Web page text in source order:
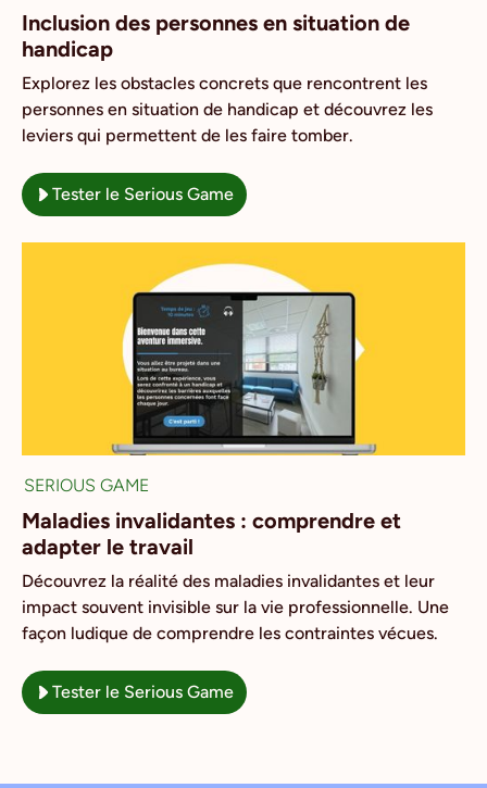
Inclusion des personnes en situation de
handicap
Explorez les obstacles concrets que rencontrent les
personnes en situation de handicap et découvrez les
leviers qui permettent de les faire tomber.
Tester le Serious Game
SERIOUS GAME
Maladies invalidantes : comprendre et
adapter le travail
Découvrez la réalité des maladies invalidantes et leur
impact souvent invisible sur la vie professionnelle. Une
façon ludique de comprendre les contraintes vécues.
Tester le Serious Game